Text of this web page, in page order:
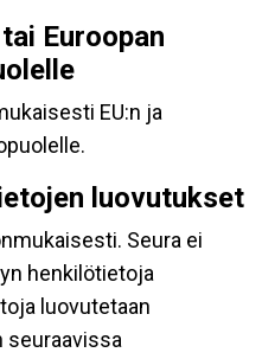
Euroopan
EU:n ja
luovutukset
Seura ei
henkilötietoja
luovutetaan
seuraavissa